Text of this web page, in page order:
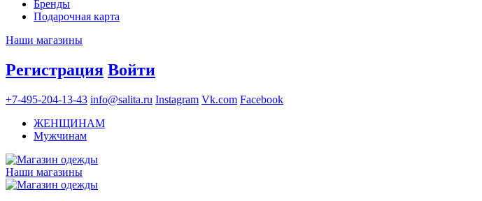
Бренды
Подарочная карта
Наши магазины
Регистрация Войти
+7-495-204-13-43 info@salita.ru Instagram Vk.com Facebook
ЖЕНЩИНАМ
Мужчинам
Наши магазины